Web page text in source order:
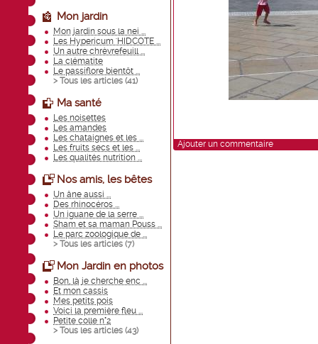
Mon jardin
Mon jardin sous la nei ...
Les Hypericum 'HIDCOTE ...
Un autre chrèvrefeuill ...
La clématite
Le passiflore bientôt ...
> Tous les articles (41)
Ma santé
Les noisettes
Les amandes
Les chataignes et les ...
Les fruits secs et les ...
Les qualités nutrition ...
Nos amis, les bêtes
Un âne aussi ...
Des rhinocéros ...
Un iguane de la serre ...
Sham et sa maman Pouss ...
Le parc zoologique de ...
> Tous les articles (7)
Mon Jardin en photos
Bon, là je cherche enc ...
Et mon cassis
Mes petits pois
Voici la première fleu ...
Petite colle n°2
> Tous les articles (43)
Ajouter un commentaire